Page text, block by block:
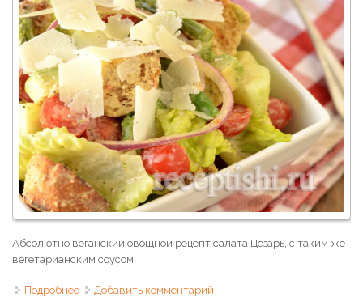
Абсолютно веганский овощной рецепт салата Цезарь, с таким же
вегетарианским соусом.
Подробнее о Салат Цезарь вегетарианский
Добавить комментарий